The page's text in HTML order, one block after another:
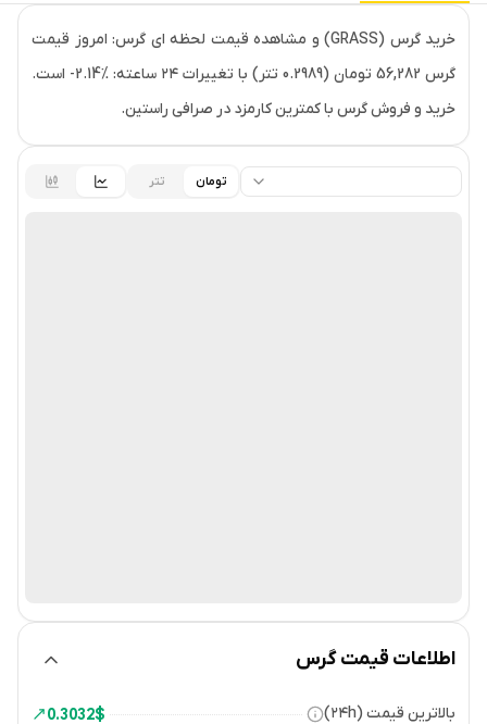
قیمت لحظه‌ایگرس
خرید گرس (GRASS) و مشاهده قیمت لحظه ای گرس: امروز قیمت
گرس 56,282 تومان (0.2989 تتر) با تغییرات ۲۴ ساعته: ‎-2.14% است.
خرید و فروش گرس با کمترین کارمزد در صرافی راستین.
تومان تتر
اطلاعات قیمت گرس
بالاترین قیمت (۲۴h) $
0.3032